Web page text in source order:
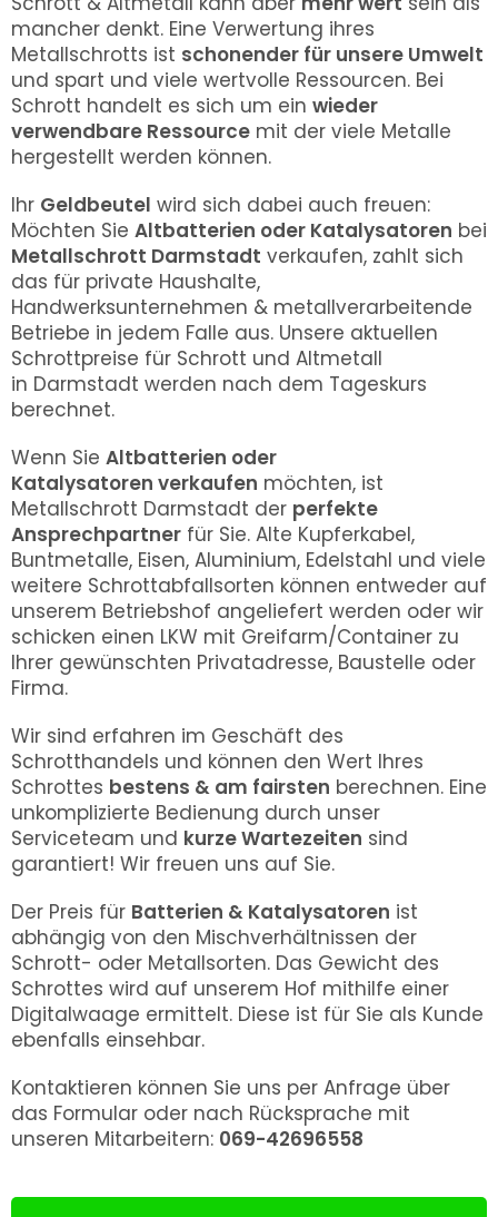
mancher denkt. Eine Verwertung ihres
Metallschrotts ist schonender für unsere Umwelt
und spart und viele wertvolle Ressourcen. Bei
Schrott handelt es sich um ein wieder
verwendbare Ressource mit der viele Metalle
hergestellt werden können.
Ihr Geldbeutel wird sich dabei auch freuen:
Möchten Sie Altbatterien oder Katalysatoren bei
Metallschrott Darmstadt verkaufen, zahlt sich
das für private Haushalte,
Handwerksunternehmen & metallverarbeitende
Betriebe in jedem Falle aus. Unsere aktuellen
Schrottpreise für Schrott und Altmetall
in Darmstadt werden nach dem Tageskurs
berechnet.
Wenn Sie Altbatterien oder
Katalysatoren verkaufen möchten, ist
Metallschrott Darmstadt der perfekte
Ansprechpartner für Sie. Alte Kupferkabel,
Buntmetalle, Eisen, Aluminium, Edelstahl und viele
weitere Schrottabfallsorten können entweder auf
unserem Betriebshof angeliefert werden oder wir
schicken einen LKW mit Greifarm/Container zu
Ihrer gewünschten Privatadresse, Baustelle oder
Firma.
Wir sind erfahren im Geschäft des
Schrotthandels und können den Wert Ihres
Schrottes bestens & am fairsten berechnen. Eine
unkomplizierte Bedienung durch unser
Serviceteam und kurze Wartezeiten sind
garantiert! Wir freuen uns auf Sie.
Der Preis für Batterien & Katalysatoren ist
abhängig von den Mischverhältnissen der
Schrott- oder Metallsorten. Das Gewicht des
Schrottes wird auf unserem Hof mithilfe einer
Digitalwaage ermittelt. Diese ist für Sie als Kunde
ebenfalls einsehbar.
Kontaktieren können Sie uns per Anfrage über
das Formular oder nach Rücksprache mit
unseren Mitarbeitern: 069-42696558